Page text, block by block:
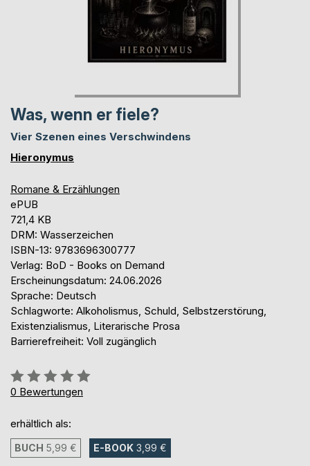
Was, wenn er fiele?
Vier Szenen eines Verschwindens
Hieronymus
Romane & Erzählungen
ePUB
721,4 KB
DRM: Wasserzeichen
ISBN-13: 9783696300777
Verlag: BoD - Books on Demand
Erscheinungsdatum: 24.06.2026
Sprache: Deutsch
Schlagworte: Alkoholismus, Schuld, Selbstzerstörung,
Existenzialismus, Literarische Prosa
Barrierefreiheit: Voll zugänglich
Bewertung::
0%
0 Bewertungen
erhältlich als:
BUCH 5,99 € E-BOOK 3,99 €